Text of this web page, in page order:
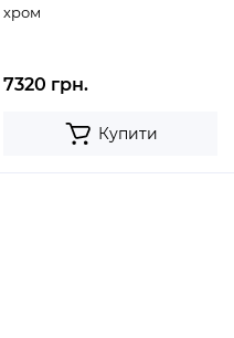
хром
7320 грн.
Купити